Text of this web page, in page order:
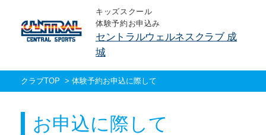
キッズスクール
体験予約お申込み
セントラルウェルネスクラブ 成
城
クラブTOP > 体験予約お申込に際して
お申込に際して